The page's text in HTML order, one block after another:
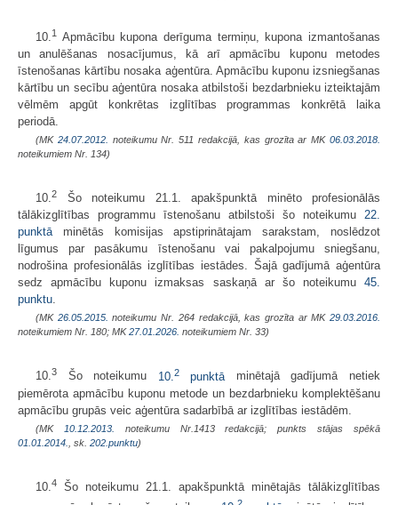
10. 1
Apmācību kupona derīguma termiņu, kupona izmantošanas
un anulēšanas nosacījumus, kā arī apmācību kuponu metodes
īstenošanas kārtību nosaka aģentūra. Apmācību kuponu izsniegšanas
kārtību un secību aģentūra nosaka atbilstoši bezdarbnieku izteiktajām
vēlmēm apgūt konkrētas izglītības programmas konkrētā laika
periodā.
(MK 24.07.2012. noteikumu Nr. 511 redakcijā, kas grozīta ar MK06.03.2018.
noteikumiem Nr. 134)
10.2
Šo noteikumu 21.1. apakšpunktā minēto profesionālās
tālākizglītības programmu īstenošanu atbilstoši šo noteikumu 22.
punktāminētās komisijas apstiprinātajam sarakstam, noslēdzot
līgumus par pasākumu īstenošanu vai pakalpojumu sniegšanu,
nodrošina profesionālās izglītības iestādes. Šajā gadījumā aģentūra
sedz apmācību kuponu izmaksas saskaņā ar šo noteikumu 45.
punktu.
(MK 26.05.2015. noteikumu Nr. 264 redakcijā, kas grozīta ar MK29.03.2016.
noteikumiem Nr. 180; MK27.01.2026. noteikumiem Nr. 33)
10.3 Šo noteikumu 10. 2punktā minētajā gadījumā netiek
piemērota apmācību kuponu metode un bezdarbnieku komplektēšanu
apmācību grupās veic aģentūra sadarbībā ar izglītības iestādēm.
(MK 10.12.2013.
noteikumu Nr.1413 redakcijā; punkts stājas spēkā
01.01.2014.
, sk. 202.punktu)
10. 4
Šo noteikumu 21.1. apakšpunktā minētajās tālākizglītības